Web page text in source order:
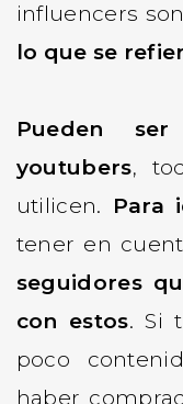
influencers
lo que se
Pueden ser
youtubers,
utilicen. Para
tener en
seguidores
con estos. Si
poco
haber